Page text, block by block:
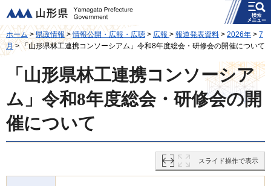
山形県
メニュー
ホーム>県政情報>情報公開・広報・広聴 > 広報 > 報道発表資料 > 2026年 > 7
月> 「山形県林工連携コンソーシアム」令和8年度総会・研修会の開催について
「山形県林工連携コンソーシア
ム」令和8年度総会・研修会の開
催について
スライド操作で表示